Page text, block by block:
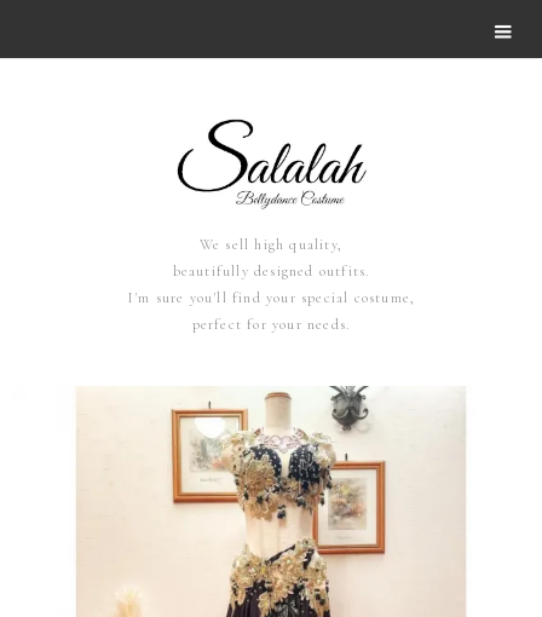
We sell high quality,
beautifully designed outfits.
I'm sure you'll find your special costume,
perfect for your needs.